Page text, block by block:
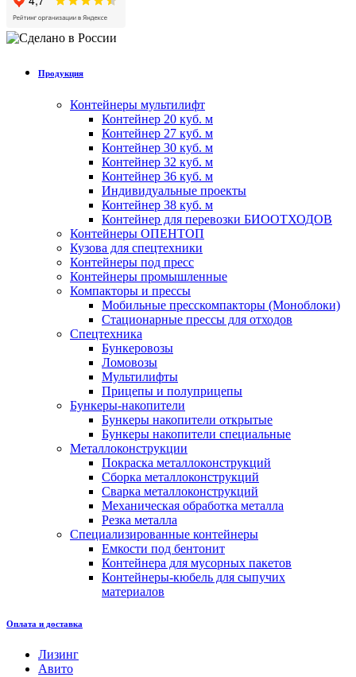
Продукция
Контейнеры мультилифт
Контейнер 20 куб. м
Контейнер 27 куб. м
Контейнер 30 куб. м
Контейнер 32 куб. м
Контейнер 36 куб. м
Индивидуальные проекты
Контейнер 38 куб. м
Контейнер для перевозки БИООТХОДОВ
Контейнеры ОПЕНТОП
Кузова для спецтехники
Контейнеры под пресс
Контейнеры промышленные
Компакторы и прессы
Мобильные пресскомпакторы (Моноблоки)
Стационарные прессы для отходов
Спецтехника
Бункеровозы
Ломовозы
Мультилифты
Прицепы и полуприцепы
Бункеры-накопители
Бункеры накопители открытые
Бункеры накопители специальные
Металлоконструкции
Покраска металлоконструкций
Сборка металлоконструкций
Сварка металлоконструкций
Механическая обработка металла
Резка металла
Специализированные контейнеры
Емкости под бентонит
Контейнера для мусорных пакетов
Контейнеры-кюбель для сыпучих
материалов
Оплата и доставка
Лизинг
Авито